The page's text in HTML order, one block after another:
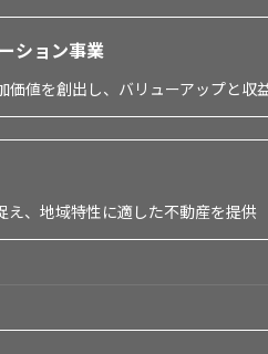
ション事業
価値を創出し、バリューアップと収
え、地域特性に適した不動産を提供